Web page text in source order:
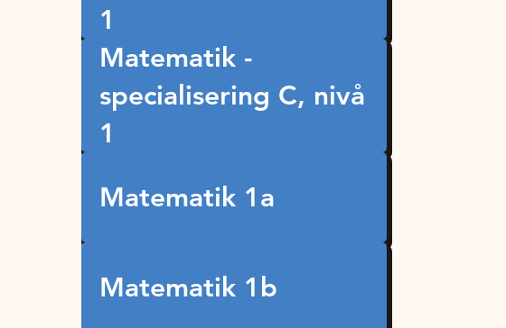
1
Matematik -
specialisering C, nivå
1
Matematik 1a
Matematik 1b